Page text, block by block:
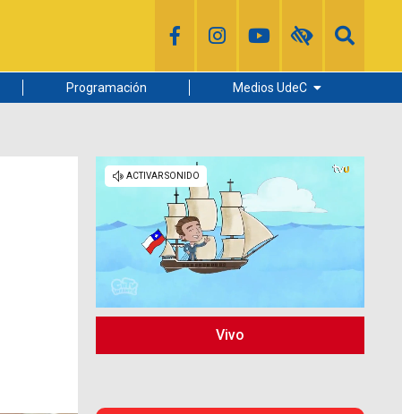
Programación Medios UdeC
Radio UdeC
Noticias UdeC
La Discusión
Vivo